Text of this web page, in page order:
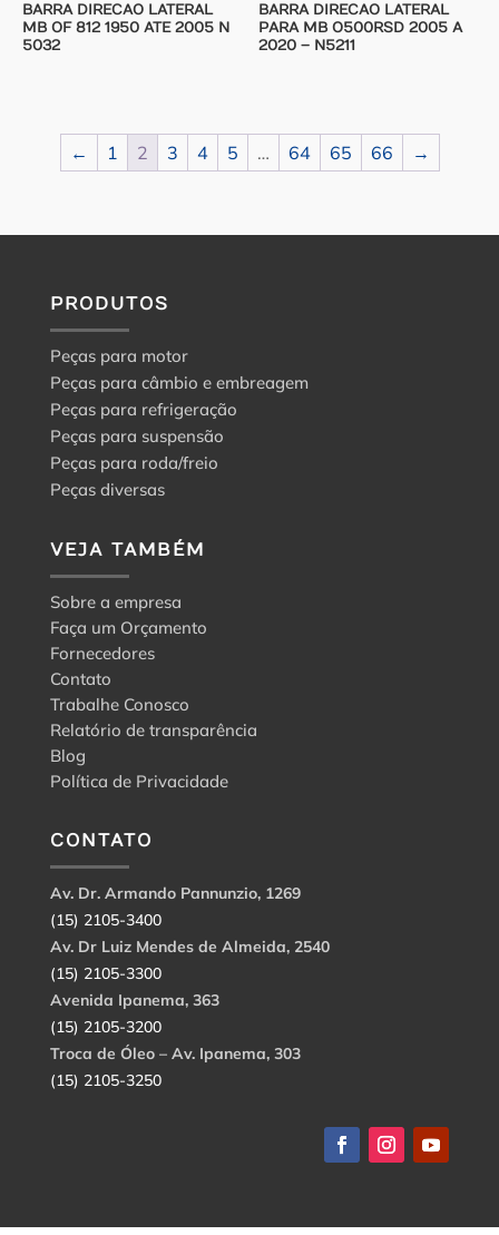
BARRA DIRECAO LATERAL
MB OF 812 1950 ATE 2005 N
5032
BARRA DIRECAO LATERAL
PARA MB O500RSD 2005 A
2020 – N5211
← 1 2 3 4 5 … 64 65 66 →
PRODUTOS
Peças para motor
Peças para câmbio e embreagem
Peças para refrigeração
Peças para suspensão
Peças para roda/freio
Peças diversas
VEJA TAMBÉM
Sobre a empresa
Faça um Orçamento
Fornecedores
Contato
Trabalhe Conosco
Relatório de transparência
Blog
Política de Privacidade
CONTATO
Av. Dr. Armando Pannunzio, 1269
(15) 2105-3400
Av. Dr Luiz Mendes de Almeida, 2540
(15) 2105-3300
Avenida Ipanema, 363
(15) 2105-3200
Troca de Óleo – Av. Ipanema, 303
(15) 2105-3250